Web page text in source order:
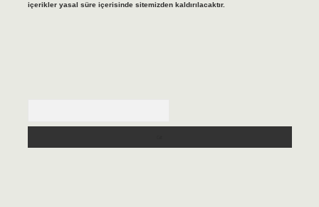
içerikler yasal süre içerisinde sitemizden kaldırılacaktır.